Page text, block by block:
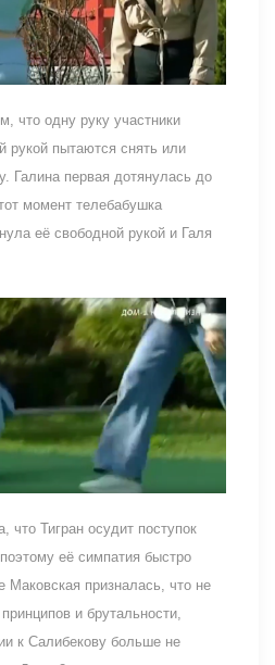
что одну руку участники
рукой пытаются снять или
Галина первая дотянулась до
момент телебабушка
её свободной рукой и Галя
Тигран осудит поступок
её симпатия быстро
Маковская призналась, что не
и брутальности,
к Салибекову больше не